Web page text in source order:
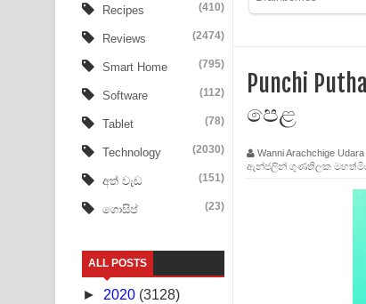
Sorry Sir Song Lyrics - සොරි සර් ගීතයේ පද
Mathaka Aluthin Liyanna Song Lyrics -
Swetha Sande Song Lyrics - ශ්වේත සඳේ
Ma Igili Giya Lyrics - මා ඉගිලී ගියා ගීතයේ පද
Ras Balan Song Lyrics - රැස් බලන් ගීතයේ පද
Hoda sihiyen Song Lyrics - හොද සිහියෙන්
Recipes (410)
Reviews (2474)
Smart Home (795)
Software (112)
Tablet (78)
Technology (2030)
අත් වැඩ (151)
ගොසිප් (23)
ALL POSTS
► 2020 (3128)
Punchi
පෙළ
Wanni Arachchige
ඇන්ජලින් ගුණතිලක